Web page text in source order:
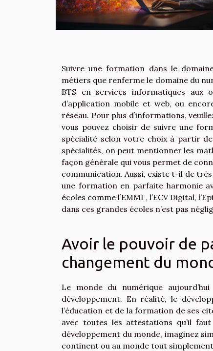
Suivre une formation dans le
métiers que renferme le domaine du
BTS en services informatiques aux
d’application mobile et web, ou
réseau. Pour plus d’informations,
vous pouvez choisir de suivre une
spécialité selon votre choix à partir
spécialités, on peut mentionner les
façon générale qui vous permet de
communication. Aussi, existe t-il de
une formation en parfaite harmonie
écoles comme l’EMMI , l’ECV Digital,
dans ces grandes écoles n’est pas
Avoir le pouvoir de
changement du
Le monde du numérique
développement. En réalité, le
l’éducation et de la formation de ses
avec toutes les attestations qu’il
développement du monde, imaginez
continent ou au monde tout